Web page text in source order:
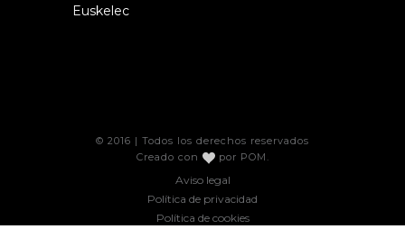
Euskelec
© 2016 | Todos los derechos reservados
Creado con
por POM .
Aviso legal
Política de privacidad
Política de cookies